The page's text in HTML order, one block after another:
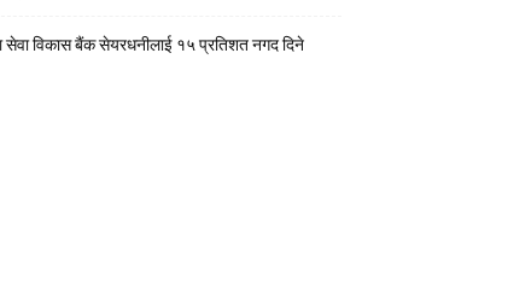
सेवा विकास बैंक सेयरधनीलाई १५ प्रतिशत नगद दिने